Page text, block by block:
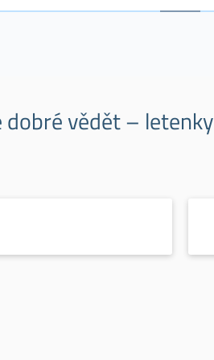
dobré vědět – letenky